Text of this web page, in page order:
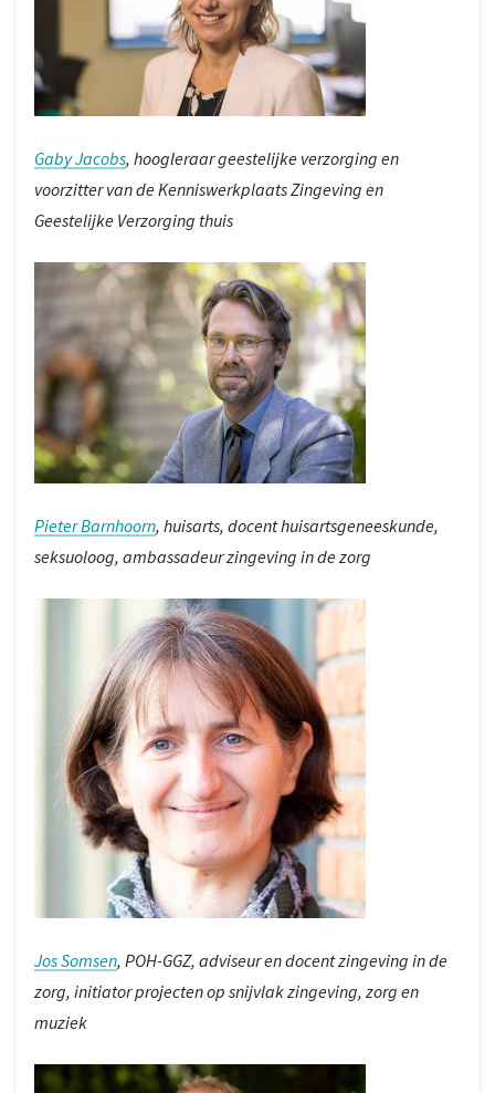
Gaby Jacobs, hoogleraar geestelijke verzorging en
voorzitter van de Kenniswerkplaats Zingeving en
Geestelijke Verzorging thuis
Pieter Barnhoorn, huisarts, docent huisartsgeneeskunde,
seksuoloog, ambassadeur zingeving in de zorg
Jos Somsen, POH-GGZ, adviseur en docent zingeving in de
zorg, initiator projecten op snijvlak zingeving, zorg en
muziek